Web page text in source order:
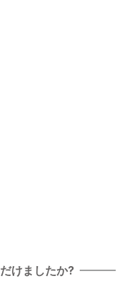
けましたか?